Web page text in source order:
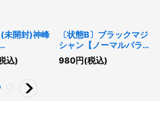
(未開封)神峰
【ウルト
込)
〔状態B〕ブラックマジ
シャン【ノーマルパラレ
ル】{CCC1-JP001}《モ
ンスター》
980円(税込)